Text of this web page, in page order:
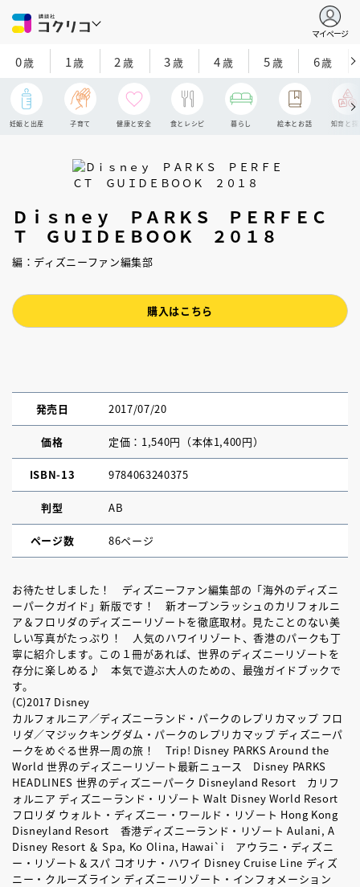
マイページ
0歳 1歳 2 歳 3歳 4歳 5歳 6歳
妊娠と出産 子育て 健康と安全 食とレシピ 暮らし 絵本とお話 知育と探
Ｄｉｓｎｅｙ ＰＡＲＫＳ ＰＥＲＦＥＣ
Ｔ ＧＵＩＤＥＢＯＯＫ ２０１８
編：ディズニーファン編集部
購入はこちら
発売日 2017/07/20
価格 定価：1,540円（本体1,400円）
ISBN-13 9784063240375
判型 AB
ページ数 86ページ
お待たせしました！ ディズニーファン編集部の「海外のディズニ
ーパークガイド」新版です！ 新オープンラッシュのカリフォルニ
ア＆フロリダのディズニーリゾートを徹底取材。見たことのない美
しい写真がたっぷり！ 人気のハワイリゾート、香港のパークも丁
寧に紹介します。この１冊があれば、世界のディズニーリゾートを
存分に楽しめる♪ 本気で遊ぶ大人のための、最強ガイドブックで
す。
(C)2017 Disney
カルフォルニア／ディズニーランド・パークのレプリカマップ フロ
リダ／マジックキングダム・パークのレプリカマップ ディズニーパ
ークをめぐる世界一周の旅！ Trip! Disney PARKS Around the
World 世界のディズニーリゾート最新ニュース Disney PARKS
HEADLINES 世界のディズニーパーク Disneyland Resort カリフ
ォルニア ディズニーランド・リゾート Walt Disney World Resort
フロリダ ウォルト・ディズニー・ワールド・リゾート Hong Kong
Disneyland Resort 香港ディズニーランド・リゾート Aulani, A
Disney Resort ＆ Spa, Ko Olina, Hawai`i アウラニ・ディズニ
ー・リゾート＆スパ コオリナ・ハワイ Disney Cruise Line ディズ
ニー・クルーズライン ディズニーリゾート・インフォメーション